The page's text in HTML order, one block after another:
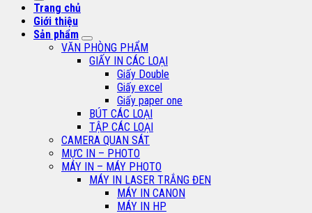
Trang chủ
Giới thiệu
Sản phẩm
VĂN PHÒNG PHẨM
GIẤY IN CÁC LOẠI
Giấy Double
Giấy excel
Giấy paper one
BÚT CÁC LOẠI
TẬP CÁC LOẠI
CAMERA QUAN SÁT
MỰC IN – PHOTO
MÁY IN – MÁY PHOTO
MÁY IN LASER TRẮNG ĐEN
MÁY IN CANON
MÁY IN HP